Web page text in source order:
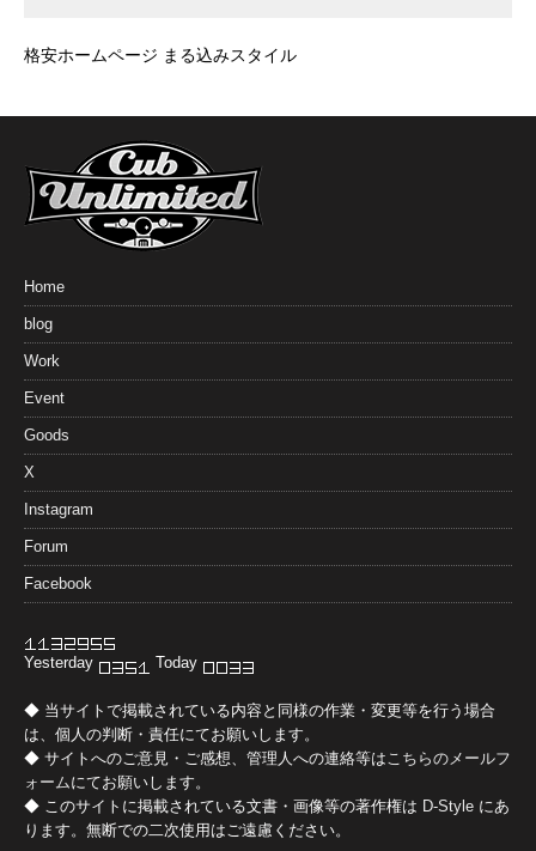
格安ホームページ まる込みスタイル
Home
blog
Work
Event
Goods
X
Instagram
Forum
Facebook
Yesterday Today
◆ 当サイトで掲載されている内容と同様の作業・変更等を行う場合
は、個人の判断・責任にてお願いします。
◆ サイトへのご意見・ご感想、管理人への連絡等は こちらのメールフ
ォームにてお願いします。
◆ このサイトに掲載されている文書・画像等の著作権は D-Style にあ
ります。無断での二次使用はご遠慮ください。